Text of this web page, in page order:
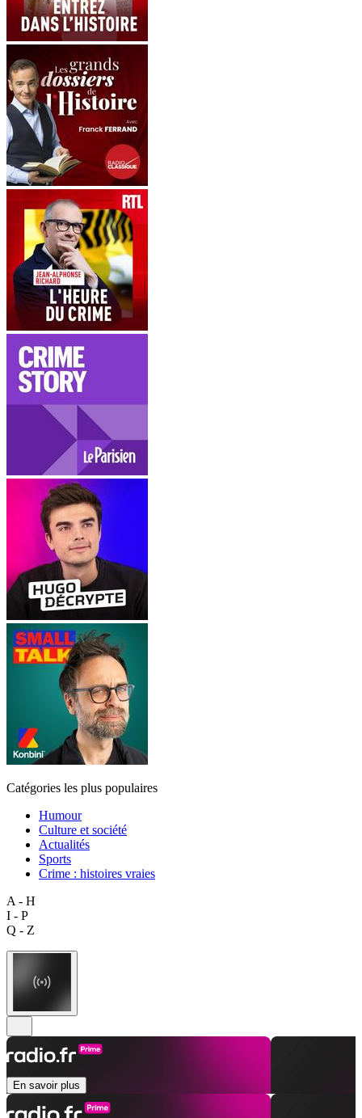
Catégories les plus populaires
Humour
Culture et société
Actualités
Sports
Crime : histoires vraies
A - H
I - P
Q - Z
En savoir plus